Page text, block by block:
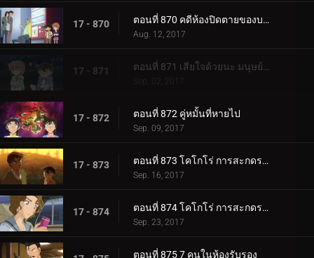
17 - 870 ตอนที่ 870 คดีห้องปิดตายของบล็อกนางเอก (ตอน 2)
Aug. 12, 2017
17 - 871 ตอนที่ 871 เสียใจด้วยนะ มนุษย์ต่างดางที่เป็นมิตร
Sep. 02, 2017
17 - 872 ตอนที่ 872 คู่หมั้นที่หายไป
Sep. 09, 2017
17 - 873 ตอนที่ 873 โคโกโร่ การสะกดรอยแห่งความพิโรธ (ตอน 1)
Sep. 16, 2017
17 - 874 ตอนที่ 874 โคโกโร่ การสะกดรอยแห่งความพิโรธ (ตอน 2)
Sep. 23, 2017
ตอนที่ 875 7 คนในห้องรับรอง